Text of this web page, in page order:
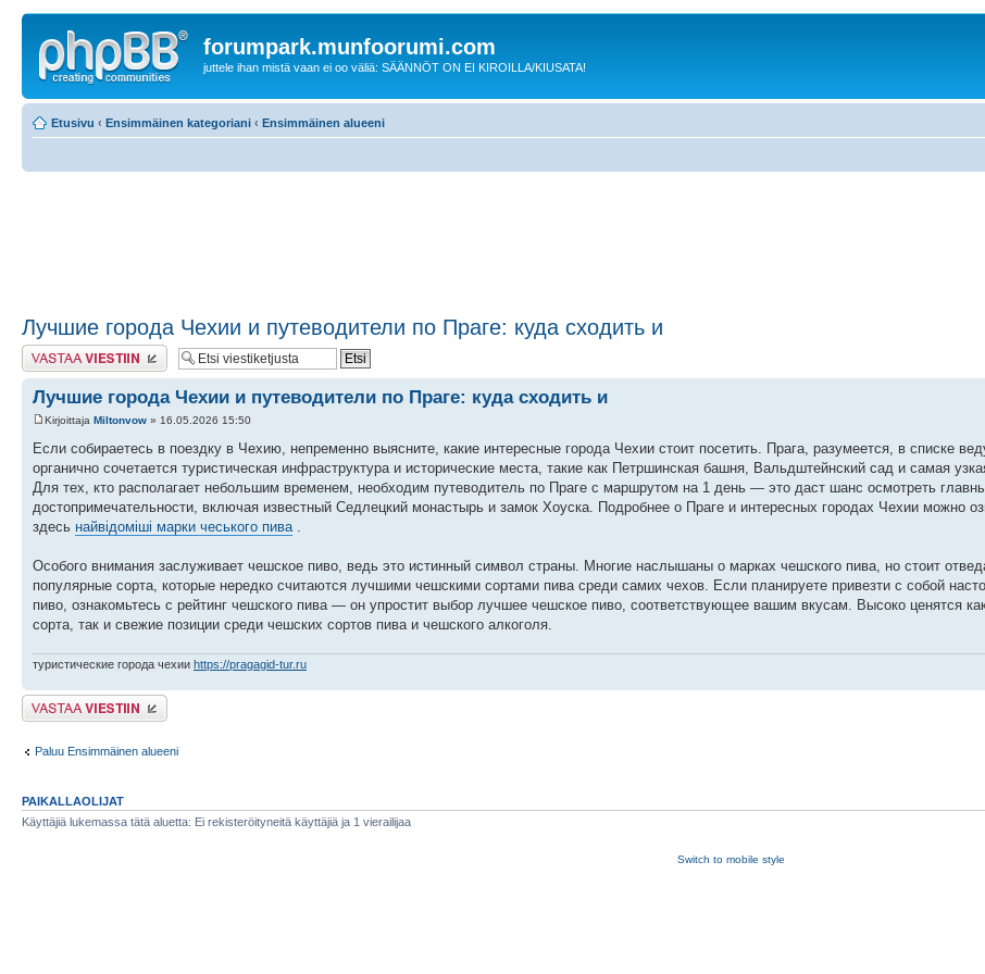
forumpark.munfoorumi.com
juttele ihan mistä vaan ei oo väliä: SÄÄNNÖT ON EI KIROILLA/KIUSATA!
Etusivu ‹ Ensimmäinen kategoriani ‹ Ensimmäinen alueeni
Лучшие города Чехии и путеводители по Праге: куда сходить и
Lähetä vastaus
Лучшие города Чехии и путеводители по Праге: куда сходить и
Kirjoittaja Miltonvow » 16.05.2026 15:50
Если собираетесь в поездку в Чехию, непременно выясните, какие интересные города Чехии стоит посетить. Прага, разумеется, в списке
органично сочетается туристическая инфраструктура и исторические места, такие как Петршинская башня, Вальдштейнский сад и самая
Для тех, кто располагает небольшим временем, необходим путеводитель по Праге с маршрутом на 1 день — это даст шанс осмотреть
достопримечательности, включая известный Седлецкий монастырь и замок Хоуска. Подробнее о Праге и интересных городах Чехии можно
здесь найвідоміші марки чеського пива
Особого внимания заслуживает чешское пиво, ведь это истинный символ страны. Многие наслышаны о марках чешского пива, но стоит
популярные сорта, которые нередко считаются лучшими чешскими сортами пива среди самих чехов. Если планируете привезти с собой
пиво, ознакомьтесь с рейтинг чешского пива — он упростит выбор лучшее чешское пиво, соответствующее вашим вкусам. Высоко ценятся
сорта, так и свежие позиции среди чешских сортов пива и чешского алкоголя.
туристические города чехии https://pragagid-tur.ru
Lähetä vastaus
Paluu Ensimmäinen alueeni
PAIKALLAOLIJAT
Käyttäjiä lukemassa tätä aluetta: Ei rekisteröityneitä käyttäjiä ja 1 vierailijaa
Switch to mobile style